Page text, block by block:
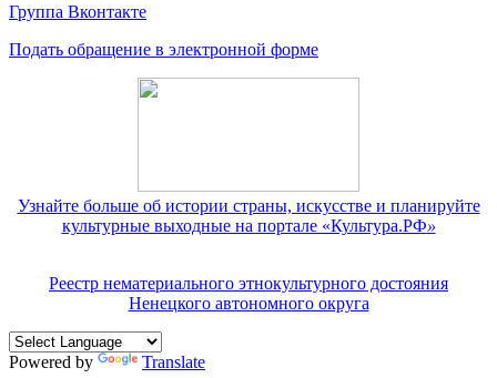
Группа Вконтакте
Подать обращение в электронной форме
Узнайте больше об истории страны, искусстве и планируйте
культурные выходные на портале «Культура.РФ»
Реестр нематериального этнокультурного достояния
Ненецкого автономного округа
Powered by Translate